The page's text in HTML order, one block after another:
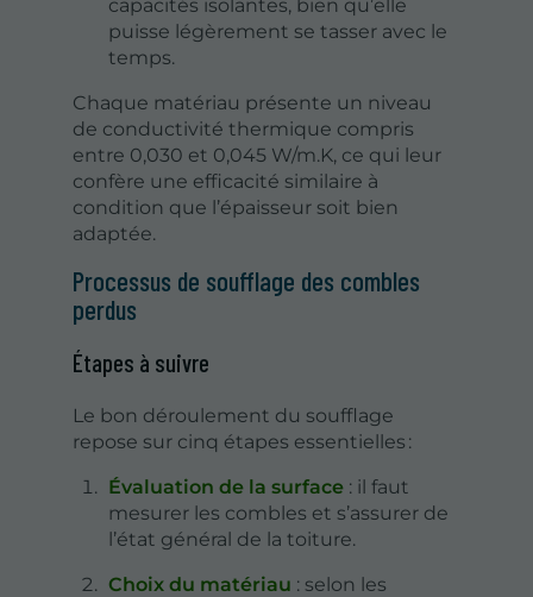
capacités isolantes, bien qu’elle
puisse légèrement se tasser avec le
temps.
Chaque matériau présente un niveau
de conductivité thermique compris
entre 0,030 et 0,045 W/m.K, ce qui leur
confère une efficacité similaire à
condition que l’épaisseur soit bien
adaptée.
Processus de soufflage des combles
perdus
Étapes à suivre
Le bon déroulement du soufflage
repose sur cinq étapes essentielles :
Évaluation de la surface: il faut
mesurer les combles et s’assurer de
l’état général de la toiture.
Choix du matériau : selon les